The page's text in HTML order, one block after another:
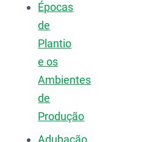
Épocas
de
Plantio
e os
Ambientes
de
Produção
Adubação